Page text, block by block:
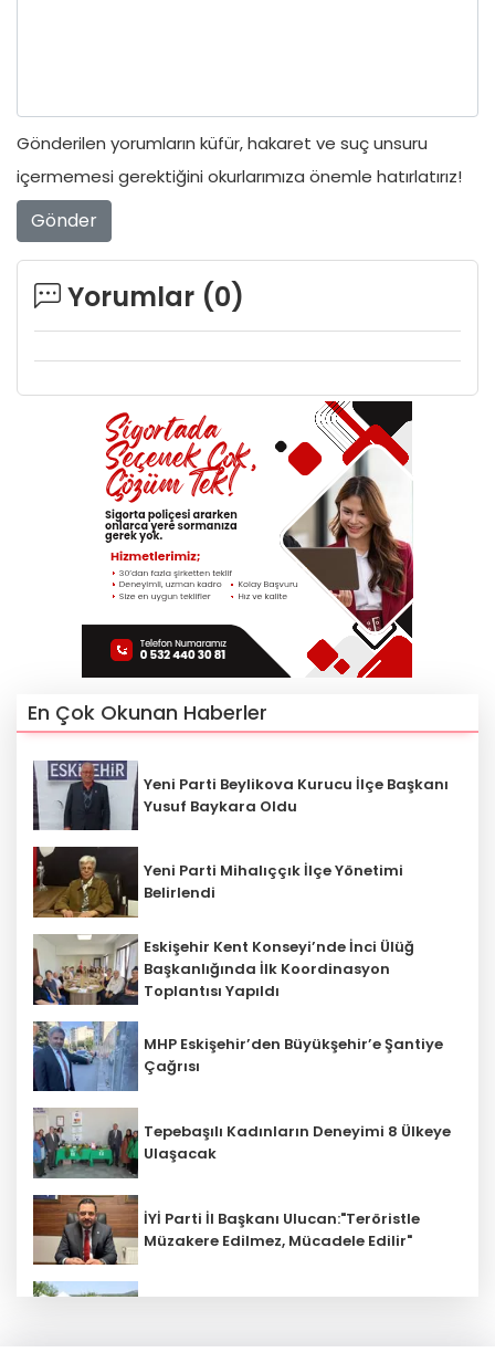
Gönderilen yorumların küfür, hakaret ve suç unsuru
içermemesi gerektiğini okurlarımıza önemle hatırlatırız!
Gönder
Yorumlar (0)
En Çok Okunan Haberler
Yeni Parti Beylikova Kurucu İlçe Başkanı
Yusuf Baykara Oldu
Yeni Parti Mihalıççık İlçe Yönetimi
Belirlendi
Eskişehir Kent Konseyi’nde İnci Ülüğ
Başkanlığında İlk Koordinasyon
Toplantısı Yapıldı
MHP Eskişehir’den Büyükşehir’e Şantiye
Çağrısı
Tepebaşılı Kadınların Deneyimi 8 Ülkeye
Ulaşacak
İYİ Parti İl Başkanı Ulucan:"Teröristle
Müzakere Edilmez, Mücadele Edilir"